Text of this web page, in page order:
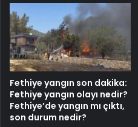
Fethiye yangın son dakika:
Fethiye yangın olayı nedir?
Fethiye’de yangın mı çıktı,
son durum nedir?